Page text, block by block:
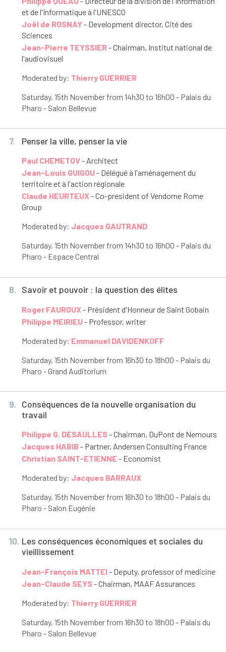
et de l'Informatique à l'UNESCO
Joël de ROSNAY- Development director, Cité des
Sciences
Jean-Pierre TEYSSIER- Chairman, Institut national de
l'audiovisuel
Moderated by: Thierry GUERRIER
Saturday, 15th November from 14h30 to 16h00 - Palais du
Pharo - Salon Bellevue
7. Penser la ville, penser la vie
Paul CHEMETOV- Architect
Jean-Louis GUIGOU- Délégué à l'aménagement du
territoire et à l'action régionale
Claude HEURTEUX- Co-president of Vendome Rome
Group
Moderated by: Jacques GAUTRAND
Saturday, 15th November from 14h30 to 16h00 - Palais du
Pharo - Espace Central
8. Savoir et pouvoir : la question des élites
Roger FAUROUX- Président d'Honneur de Saint Gobain
Philippe MEIRIEU- Professor, writer
Moderated by: Emmanuel DAVIDENKOFF
Saturday, 15th November from 16h30 to 18h00 - Palais du
Pharo - Grand Auditorium
9. Conséquences de la nouvelle organisation du
travail
Philippe G. DESAULLES- Chairman, DuPont de Nemours
Jacques HABIB - Partner, Andersen Consulting France
Christian SAINT-ETIENNE - Economist
Moderated by: Jacques BARRAUX
Saturday, 15th November from 16h30 to 18h00 - Palais du
Pharo - Salon Eugénie
10. Les conséquences économiques et sociales du
vieillissement
Jean-François MATTEI- Deputy, professor of medicine
Jean-Claude SEYS- Chairman, MAAF Assurances
Moderated by: Thierry GUERRIER
Saturday, 15th November from 16h30 to 18h00 - Palais du
Pharo - Salon Bellevue